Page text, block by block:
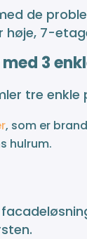
de
høje, 7-
3
tre enkle
, som er
hulrum.